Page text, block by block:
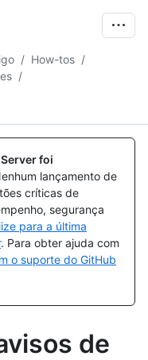
/ How-tos /
/
foi
lançamento de
críticas de
segurança
para a última
. Para obter ajuda com
o suporte do GitHub
de